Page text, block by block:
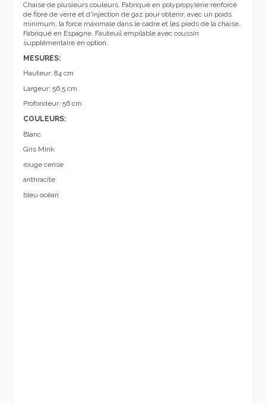
Chaise de plusieurs couleurs. Fabriqué en polypropylène renforcé
de fibre de verre et d'injection de gaz pour obtenir, avec un poids
minimum, la force maximale dans le cadre et les pieds de la chaise.
Fabriqué en Espagne. Fauteuil empilable avec coussin
supplémentaire en option.
MESURES:
Hauteur: 84 cm
Largeur: 56,5 cm
Profondeur: 56 cm
COULEURS:
Blanc
Gris Mink
rouge cerise
anthracite
bleu océan